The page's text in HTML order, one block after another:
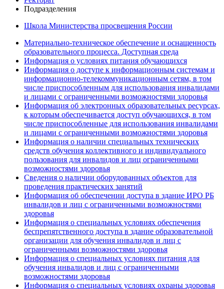
Подразделения
Школа Министерства просвещения России
Материально-техническое обеспечение и оснащенность
образовательного процесса. Доступная среда
Информация о условиях питания обучающихся
Информация о доступе к информационным системам и
информационно-телекоммуникационным сетям, в том
числе приспособленным для использования инвалидами
и лицами с ограниченными возможностями здоровья
Информация об электронных образовательных ресурсах,
к которым обеспечивается доступ обучающихся, в том
числе приспособленные для использования инвалидами
и лицами с ограниченными возможностями здоровья
Информация о наличии специальных технических
средств обучения коллективного и индивидуального
пользования для инвалидов и лиц ограниченными
возможностями здоровья
Сведения о наличии оборудованных объектов для
проведения практических занятий
Информация об обеспечении доступа в здание ИРО РБ
инвалидов и лиц с ограниченными возможностями
здоровья
Информация о специальных условиях обеспечения
беспрепятственного доступа в здание образовательной
организации для обучения инвалидов и лиц с
ограниченными возможностями здоровья
Информация о специальных условиях питания для
обучения инвалидов и лиц с ограниченными
возможностями здоровья
Информация о специальных условиях охраны здоровья